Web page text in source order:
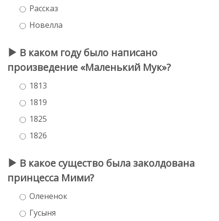
Рассказ
Новелла
В каком году было написано
произведение «Маленький Мук»?
1813
1819
1825
1826
В какое существо была заколдована
принцесса Мими?
Олененок
Гусыня